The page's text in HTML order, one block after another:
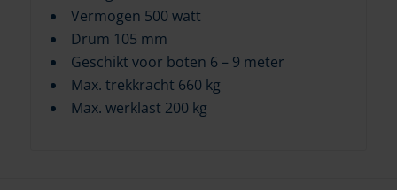
Vermogen 500 watt
Drum 105 mm
Geschikt voor boten 6 – 9 meter
Max. trekkracht 660 kg
Max. werklast 200 kg